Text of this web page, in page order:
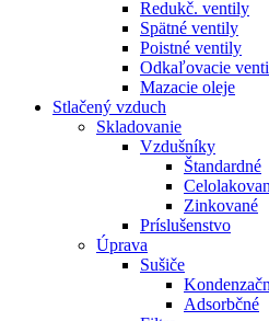
Redukč. ventily
Spätné ventily
Poistné ventily
Odkaľovacie
Mazacie oleje
Stlačený vzduch
Skladovanie
Vzdušníky
Štandardné
Zinkované
Príslušenstvo
Úprava
Sušiče
Adsorbčné